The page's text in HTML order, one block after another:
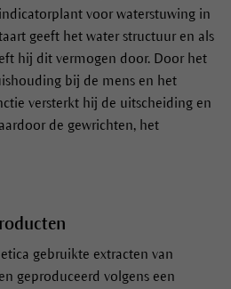
voor waterstuwing in
geeft het water structuur en als
hij dit vermogen door. Door het
bij de mens en het
versterkt hij de uitscheiding en
de gewrichten, het
gebruikte extracten van
geproduceerd volgens een